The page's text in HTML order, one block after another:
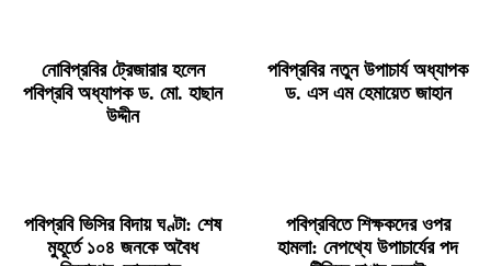
নোবিপ্রবির ট্রেজারার হলেন
পবিপ্রবি অধ্যাপক ড. মো. হাছান
উদ্দীন
পবিপ্রবির নতুন উপাচার্য অধ্যাপক
ড. এস এম হেমায়েত জাহান
পবিপ্রবি ভিসির বিদায় ঘণ্টা: শেষ
মুহূর্তে ১০৪ জনকে অবৈধ
পবিপ্রবিতে শিক্ষকদের ওপর
হামলা: নেপথ্যে উপাচার্যের পদ